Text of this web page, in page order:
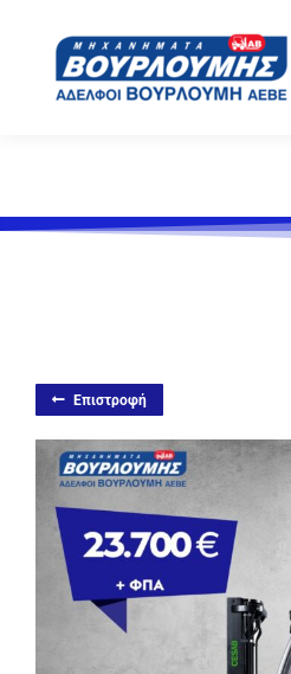
Επιστροφή